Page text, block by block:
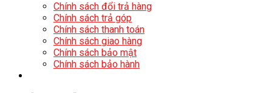
Chính sách đổi trả hàng
Chính sách trả góp
Chính sách thanh toán
Chính sách giao hàng
Chính sách bảo mật
Chính sách bảo hành